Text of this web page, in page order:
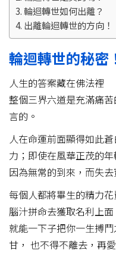
輪迴轉世如何出離？
出離輪迴轉世的方向！
輪迴轉世的秘密
人生的答案藏在佛法裡
整個三界六道是充滿痛
言的。
人在命運前面顯得如此
力；即使在風華正茂的
因為無常的到來，而失去
每個人都將畢生的精力
腦汁拼命去獲取名利上
就能一下子把你一生搏
甘， 也不得不離去，再